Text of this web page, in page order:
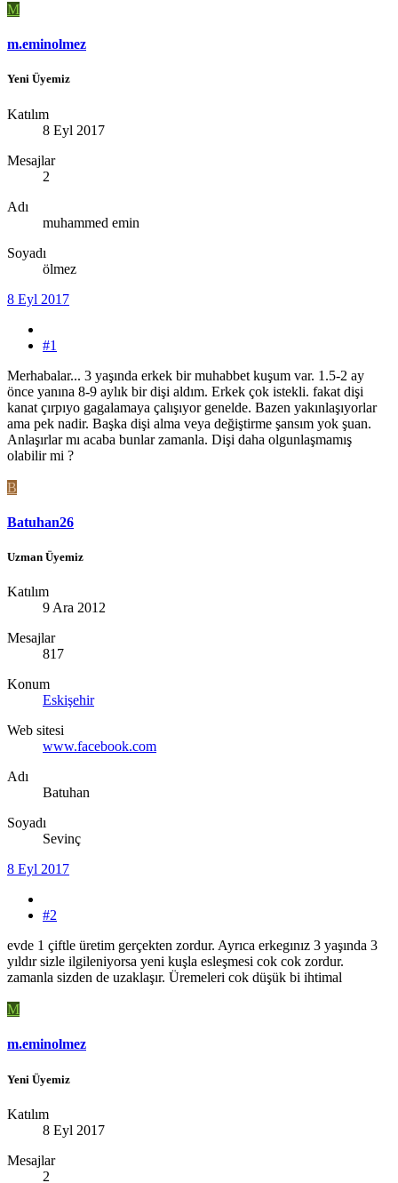
M
m.eminolmez
Yeni Üyemiz
Katılım
8 Eyl 2017
Mesajlar
2
Adı
muhammed emin
Soyadı
ölmez
8 Eyl 2017
#1
Merhabalar... 3 yaşında erkek bir muhabbet kuşum var. 1.5-2 ay
önce yanına 8-9 aylık bir dişi aldım. Erkek çok istekli. fakat dişi
kanat çırpıyo gagalamaya çalışıyor genelde. Bazen yakınlaşıyorlar
ama pek nadir. Başka dişi alma veya değiştirme şansım yok şuan.
Anlaşırlar mı acaba bunlar zamanla. Dişi daha olgunlaşmamış
olabilir mi ?
B
Batuhan26
Uzman Üyemiz
Katılım
9 Ara 2012
Mesajlar
817
Konum
Eskişehir
Web sitesi
www.facebook.com
Adı
Batuhan
Soyadı
Sevinç
8 Eyl 2017
#2
evde 1 çiftle üretim gerçekten zordur. Ayrıca erkegınız 3 yaşında 3
yıldır sizle ilgileniyorsa yeni kuşla esleşmesi cok cok zordur.
zamanla sizden de uzaklaşır. Üremeleri cok düşük bi ihtimal
M
m.eminolmez
Yeni Üyemiz
Katılım
8 Eyl 2017
Mesajlar
2